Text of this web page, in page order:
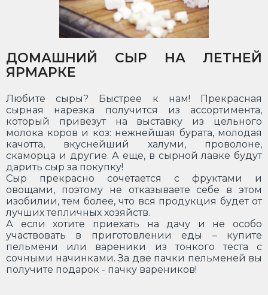
ДОМАШНИЙ СЫР НА ЛЕТНЕЙ
ЯРМАРКЕ
Любите сыры? Быстрее к нам! Прекрасная
сырная нарезка получится из ассортимента,
который привезут на выставку из цельного
молока коров и коз: нежнейшая бурата, молодая
качотта, вкуснейший халуми, проволоне,
скаморца и другие. А еще, в сырной лавке будут
дарить сыр за покупку!
Сыр прекрасно сочетается с фруктами и
овощами, поэтому не отказываете себе в этом
изобилии, тем более, что вся продукция будет от
лучших тепличных хозяйств.
А если хотите приехать на дачу и не особо
участвовать в приготовлении еды – купите
пельмени или вареники из тонкого теста с
сочными начинками. За две пачки пельменей вы
получите подарок - пачку вареников!